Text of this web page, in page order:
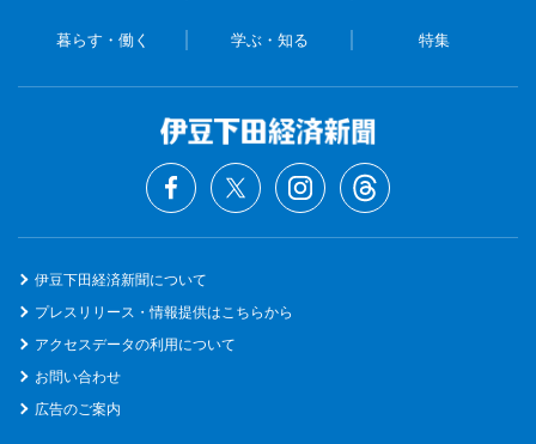
暮らす・働く 学ぶ・知る 特集
伊豆下田経済新聞について
プレスリリース・情報提供はこちらから
アクセスデータの利用について
お問い合わせ
広告のご案内